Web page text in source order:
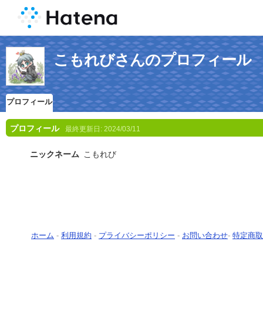
こもれびさんのプロフィール
プロフィール
プロフィール 最終更新日: 2024/03/11
ニックネーム こもれび
ホーム - 利用規約 - プライバシーポリシー - お問い合わせ- 特定商